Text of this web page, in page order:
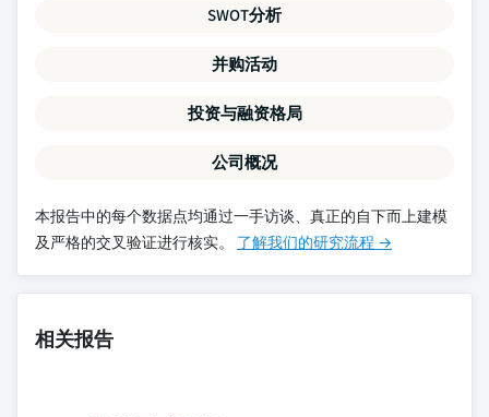
SWOT分析
并购活动
投资与融资格局
公司概况
本报告中的每个数据点均通过一手访谈、真正的自下而上建模
及严格的交叉验证进行核实。 了解我们的研究流程 →
相关报告